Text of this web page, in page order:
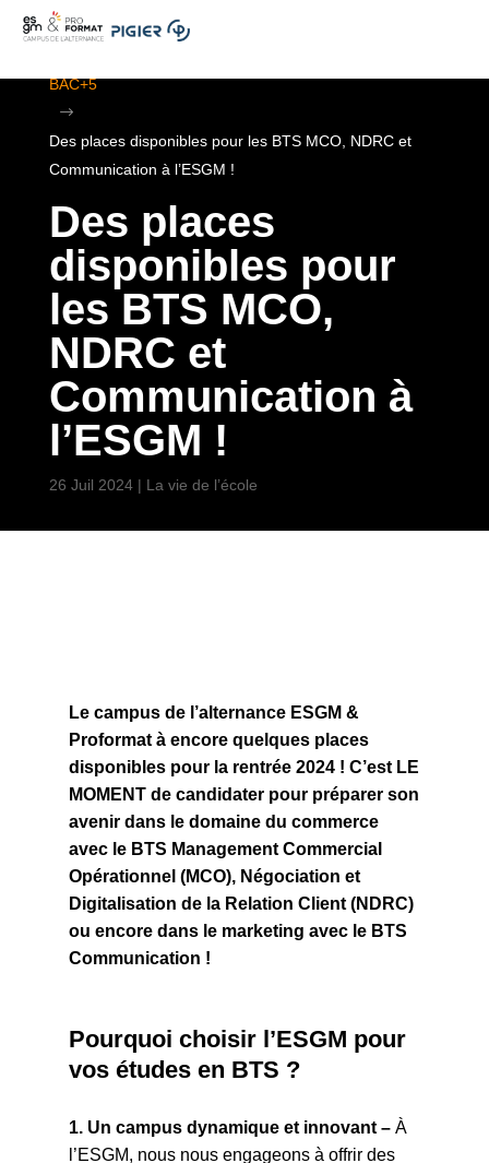
BAC+5
$
Des places disponibles pour les BTS MCO, NDRC et
Communication à l’ESGM !
Des places
disponibles pour
les BTS MCO,
NDRC et
Communication à
l’ESGM !
26 Juil 2024| La vie de l’école
Le campus de l’alternance ESGM &
Proformat à encore quelques places
disponibles pour la rentrée 2024 ! C’est LE
MOMENT de candidater pour préparer son
avenir dans le domaine du commerce
avec le BTS Management Commercial
Opérationnel (MCO), Négociation et
Digitalisation de la Relation Client (NDRC)
ou encore dans le marketing avec le BTS
Communication !
Pourquoi choisir l’ESGM pour
vos études en BTS ?
1. Un campus dynamique et innovant –À
l’ESGM, nous nous engageons à offrir des